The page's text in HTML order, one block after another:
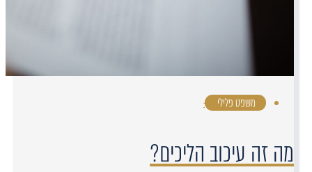
משפט פלילי ·
מה זה עיכוב הליכים?